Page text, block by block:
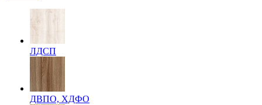
ЛДСП
ДВПО, ХДФО